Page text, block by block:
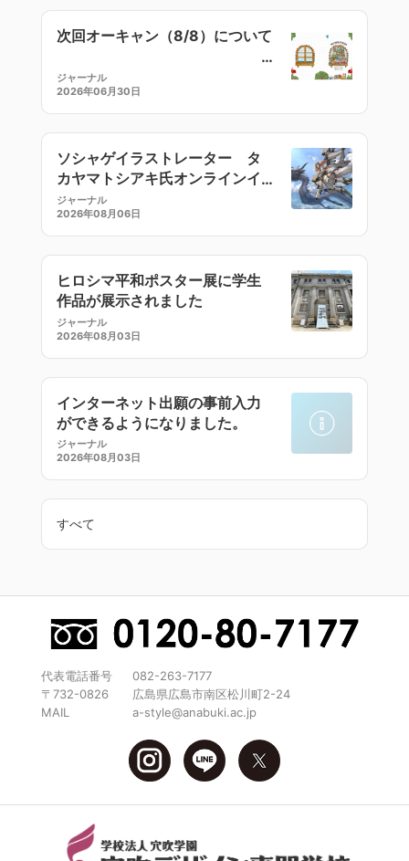
次回オーキャン（8/8）について
ジャーナル
2026年06月30日
ソシャゲイラストレーター タ
カヤマトシアキ氏オンラインイ
ラストセミナー
ジャーナル
2026年08月06日
ヒロシマ平和ポスター展に学生
作品が展示されました
ジャーナル
2026年08月03日
インターネット出願の事前入力
ができるようになりました。
ジャーナル
2026年08月03日
すべて
代表電話番号
082-263-7177
〒732-0826
広島県広島市南区松川町2-24
MAIL
a-style@anabuki.ac.jp